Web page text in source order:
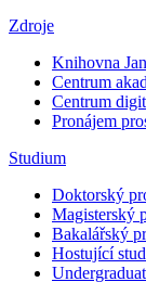
Zdroje
Knihovna
Centrum
Centrum
Pronájem
Studium
Doktorský
Magisterský
Bakalářský
Hostující